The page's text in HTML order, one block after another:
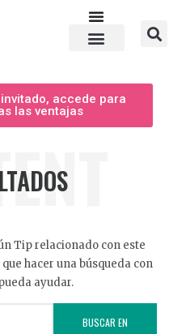
accede para
las ventajas
Tip relacionado con este
hacer una búsqueda con
ayudar.
BUSCAR EN